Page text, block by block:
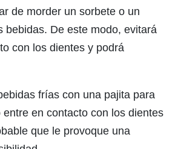
de morder un sorbete o un
bebidas. De este modo, evitará
con los dientes y podrá
frías con una pajita para
en contacto con los dientes
que le provoque una